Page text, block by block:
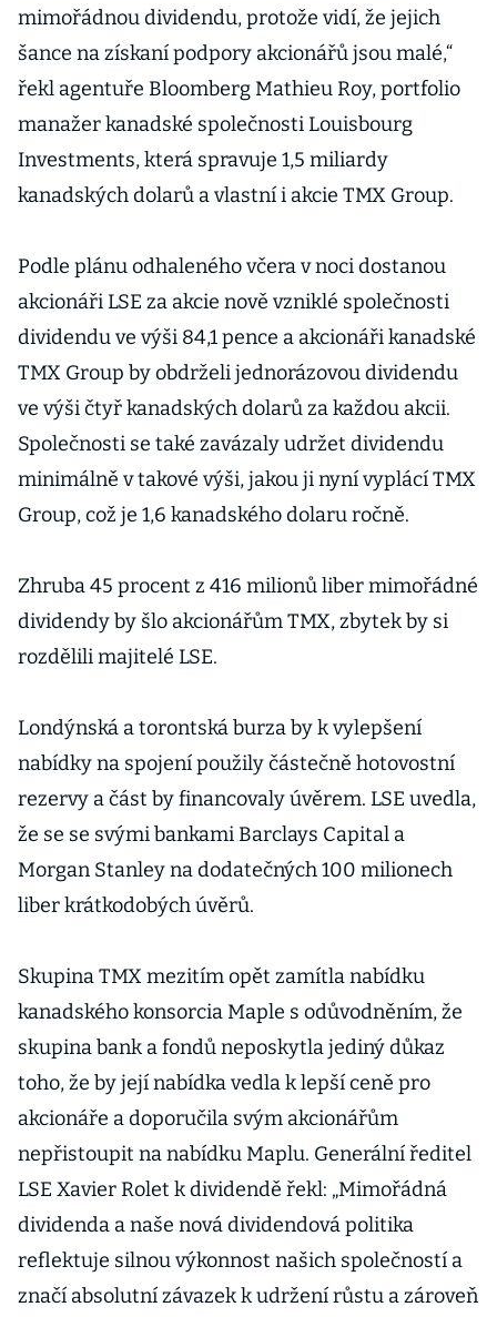
mimořádnou dividendu, protože vidí, že jejich
šance na získaní podpory akcionářů jsou malé,“
řekl agentuře Bloomberg Mathieu Roy, portfolio
manažer kanadské společnosti Louisbourg
Investments, která spravuje 1,5 miliardy
kanadských dolarů a vlastní i akcie TMX Group.
Podle plánu odhaleného včera v noci dostanou
akcionáři LSE za akcie nově vzniklé společnosti
dividendu ve výši 84,1 pence a akcionáři kanadské
TMX Group by obdrželi jednorázovou dividendu
ve výši čtyř kanadských dolarů za každou akcii.
Společnosti se také zavázaly udržet dividendu
minimálně v takové výši, jakou ji nyní vyplácí TMX
Group, což je 1,6 kanadského dolaru ročně.
Zhruba 45 procent z 416 milionů liber mimořádné
dividendy by šlo akcionářům TMX, zbytek by si
rozdělili majitelé LSE.
Londýnská a torontská burza by k vylepšení
nabídky na spojení použily částečně hotovostní
rezervy a část by financovaly úvěrem. LSE uvedla,
že se se svými bankami Barclays Capital a
Morgan Stanley na dodatečných 100 milionech
liber krátkodobých úvěrů.
Skupina TMX mezitím opět zamítla nabídku
kanadského konsorcia Maple s odůvodněním, že
skupina bank a fondů neposkytla jediný důkaz
toho, že by její nabídka vedla k lepší ceně pro
akcionáře a doporučila svým akcionářům
nepřistoupit na nabídku Maplu. Generální ředitel
LSE Xavier Rolet k dividendě řekl: „Mimořádná
dividenda a naše nová dividendová politika
reflektuje silnou výkonnost našich společností a
značí absolutní závazek k udržení růstu a zároveň